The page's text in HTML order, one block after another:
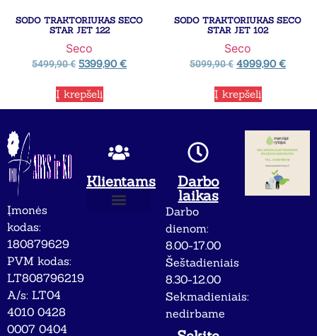
SODO TRAKTORIUKAS SECO
STAR JET 122
Seco
5499,90€ 5399,90€
Į krepšelį
SODO TRAKTORIUKAS SECO
STAR JET 102
Seco
5099,90€ 4999,90€
Į krepšelį
Įmonės
kodas:
180879629
PVM kodas:
LT808796219
A/s: LT04
4010 0428
0007 0404
Klientams
Darbo
laikas
Darbo
dienom:
8.00-17.00
Šeštadieniais
8.30-12.00
Sekmadieniais:
nedirbame